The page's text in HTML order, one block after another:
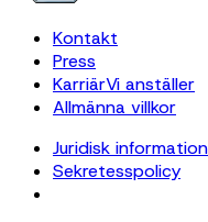
Kontakt
Press
KarriärVi anställer
Allmänna villkor
Juridisk information
Sekretesspolicy